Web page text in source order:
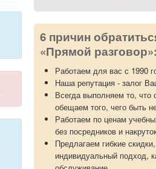
6 причин
«Прямой разговор»:
Работаем для вас с 1990
Наша репутация - залог
Всегда выполняем то,
обещаем того, чего быть
Работаем по ценам
без посредников и
Предлагаем гибкие скидки,
индивидуальный подход,